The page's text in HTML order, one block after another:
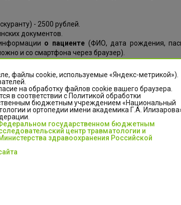
- 2500 рублей.
документов.
о пациенте (ФИО, дата рождения,
и со смартфона через браузер).
"Подбор
через Ваш личный кабинет
файлы cookie, используемые «Яндекс-метрикой»).
на обработку файлов cookie вашего браузера.
в соответствии с Политикой обработки
бюджетным учреждением «Национальный
и ортопедии имени академика Г.А.
государственном бюджетным
центр травматологии и
здравоохранения Российской